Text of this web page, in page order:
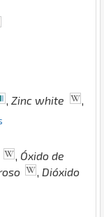
Zinc white
Óxido de
, Dióxido